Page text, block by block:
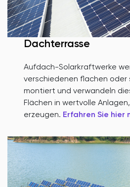
Dachterrasse
Aufdach-Solarkraftwerke
verschiedenen flachen oder
montiert und verwandeln
Flächen in wertvolle
erzeugen. Erfahren Sie hier